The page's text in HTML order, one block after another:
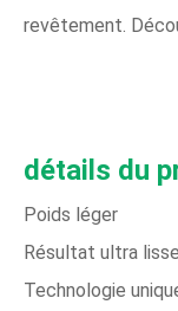
revêtement.
détails du
Poids léger
Résultat ultra lisse
Technologie